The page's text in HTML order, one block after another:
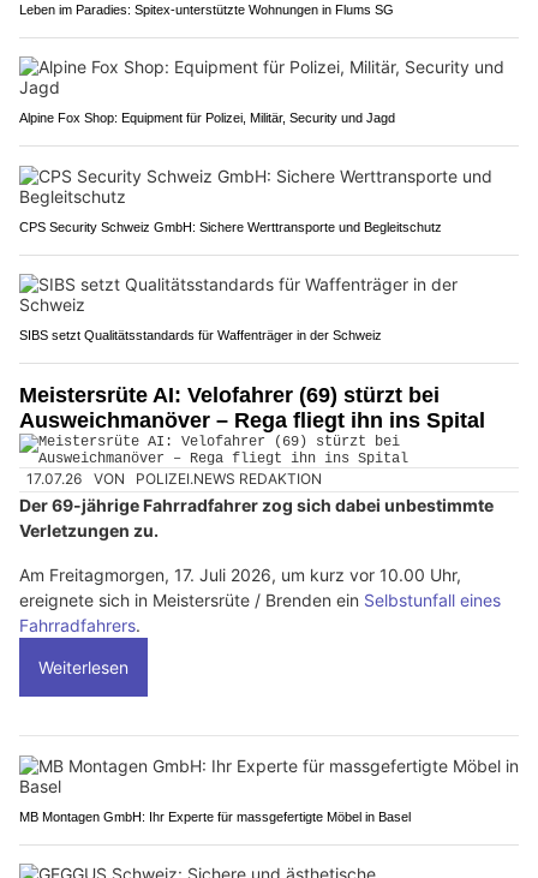
Leben im Paradies: Spitex-unterstützte Wohnungen in Flums SG
Alpine Fox Shop: Equipment für Polizei, Militär, Security und Jagd
CPS Security Schweiz GmbH: Sichere Werttransporte und Begleitschutz
SIBS setzt Qualitätsstandards für Waffenträger in der Schweiz
Meistersrüte AI: Velofahrer (69) stürzt bei
Ausweichmanöver – Rega fliegt ihn ins Spital
17.07.26 VON POLIZEI.NEWS REDAKTION
Der 69-jährige Fahrradfahrer zog sich dabei unbestimmte
Verletzungen zu.
Am Freitagmorgen, 17. Juli 2026, um kurz vor 10.00 Uhr,
ereignete sich in Meistersrüte / Brenden ein Selbstunfall eines
Fahrradfahrers.
Weiterlesen
MB Montagen GmbH: Ihr Experte für massgefertigte Möbel in Basel